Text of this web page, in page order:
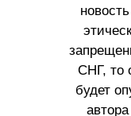
СНГ, то
будет